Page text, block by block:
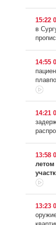
15:22
в
14:55
14:21
13:58
летом
13:23